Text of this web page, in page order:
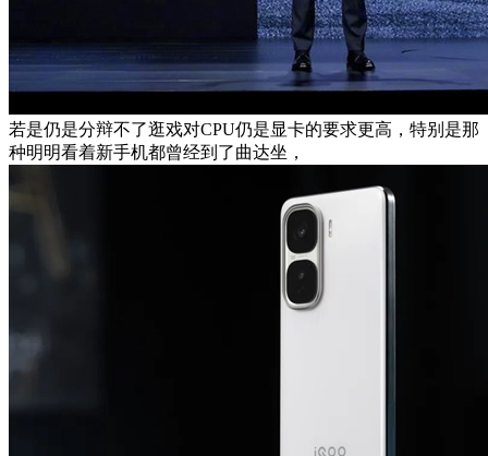
若是仍是分辩不了逛戏对CPU仍是显卡的要求更高，特别是那
种明明看着新手机都曾经到了曲达坐，